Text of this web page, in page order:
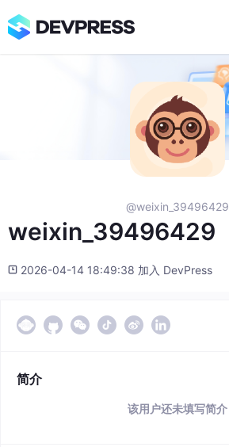
@weixin_39496429
weixin_39496429
2026-04-14 18:49:38 加入 DevPress
简介
该用户还未填写简介